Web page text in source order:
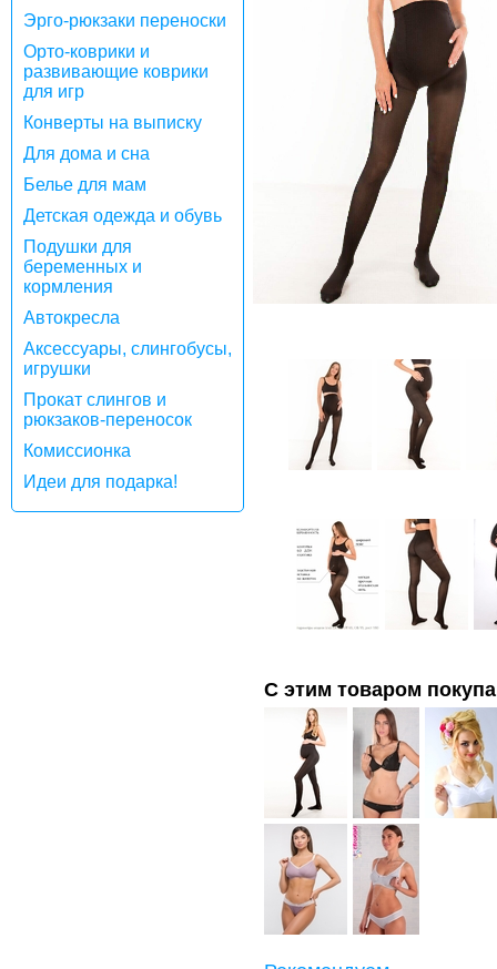
Эрго-рюкзаки переноски
Орто-коврики и
развивающие коврики
для игр
Конверты на выписку
Для дома и сна
Белье для мам
Детская одежда и обувь
Подушки для
беременных и
кормления
Автокресла
Аксессуары, слингобусы,
игрушки
Прокат слингов и
рюкзаков-переносок
Комиссионка
Идеи для подарка!
С этим товаром